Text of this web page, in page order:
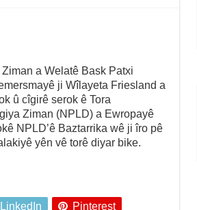
a Welatê Bask Patxi
ji Wîlayeta Friesland a
û cîgirê serok ê Tora
Ziman (NPLD) a Ewropayê
NPLD’ê Baztarrika wê ji îro pê
yên vê torê diyar bike.
LinkedIn Pinterest